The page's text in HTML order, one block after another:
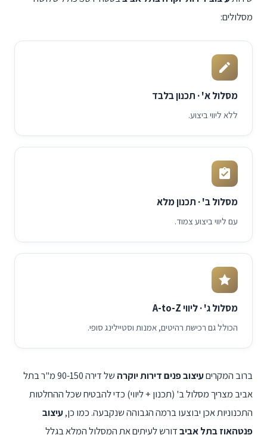
מסלולים:
מסלול א' · תכנון בלבד
ללא ליווי ביצוע.
מסלול ב' · תכנון מלא
עם ליווי ביצוע צמוד.
מסלול ג' · ליווי A-to-Z
הכולל גם רכישת רהיטים, אמנות וסטיילינג סופי.
ברוב המקריםעיצוב פנים דירות יוקרה
של דירה 90-150 מ"ר בתל
אביב מצריך מסלול ב' (תכנון + ליווי) כדי להבטיח שכל ההחלטות
התכנוניות אכן יבוצעו ברמה הגבוהה שנקבעה. כמו כן,עיצוב
פנטהאוז בתל אביבדורש לעיתים את המסלול המלא בגלל